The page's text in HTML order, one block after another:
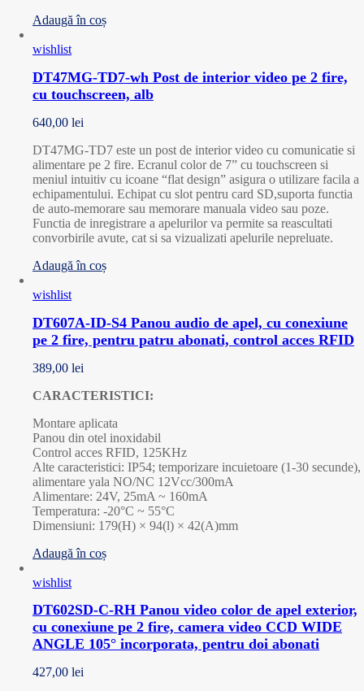
Adaugă în coș
wishlist
DT47MG-TD7-wh Post de interior video pe 2 fire,
cu touchscreen, alb
640,00 lei
DT47MG-TD7 este un post de interior video cu comunicatie si
alimentare pe 2 fire. Ecranul color de 7” cu touchscreen si
meniul intuitiv cu icoane “flat design” asigura o utilizare facila a
echipamentului. Echipat cu slot pentru card SD,suporta functia
de auto-memorare sau memorare manuala video sau poze.
Functia de inregistrare a apelurilor va permite sa reascultati
convorbirile avute, cat si sa vizualizati apelurile nepreluate.
Adaugă în coș
wishlist
DT607A-ID-S4 Panou audio de apel, cu conexiune
pe 2 fire, pentru patru abonati, control acces RFID
389,00 lei
CARACTERISTICI:
Montare aplicata
Panou din otel inoxidabil
Control acces RFID, 125KHz
Alte caracteristici: IP54; temporizare incuietoare (1-30 secunde),
alimentare yala NO/NC 12Vcc/300mA
Alimentare: 24V, 25mA ~ 160mA
Temperatura: -20°C ~ 55°C
Dimensiuni: 179(H) × 94(l) × 42(A)mm
Adaugă în coș
wishlist
DT602SD-C-RH Panou video color de apel exterior,
cu conexiune pe 2 fire, camera video CCD WIDE
ANGLE 105° incorporata, pentru doi abonati
427,00 lei